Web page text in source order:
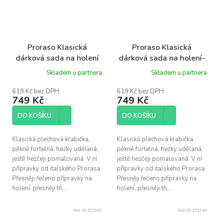
Proraso Klasická
dárková sada na holení
osvěžující, eukalyptus
Skladem u partnera
619 Kč bez DPH
749 Kč
DO KOŠÍKU
Klasická plechová krabička,
pěkně fortelná, hezky udělaná,
ještě hezčeji pomalovaná. V ní
přípravky od italského Prorasa.
Přesněji řečeno přípravky na
holení, přesněji tři,...
Proraso Klasická
dárková sada na holení-
pro citlivou pokožku
Skladem u partnera
619 Kč bez DPH
749 Kč
DO KOŠÍKU
Klasická plechová krabička,
pěkně fortelná, hezky udělaná,
ještě hezčeji pomalovaná. V ní
přípravky od italského Prorasa.
Přesněji řečeno přípravky na
holení, přesněji tři,...
Kód: GS-ZZ2600 Kód: GS-ZZ5148